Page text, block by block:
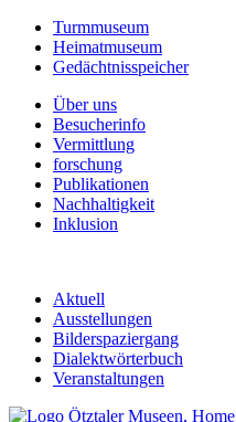
Turmmuseum
Heimatmuseum
Gedächtnisspeicher
Über uns
Besucherinfo
Vermittlung
forschung
Publikationen
Nachhaltigkeit
Inklusion
Aktuell
Ausstellungen
Bilderspaziergang
Dialektwörterbuch
Veranstaltungen